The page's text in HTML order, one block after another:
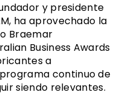
y presidente
ha aprovechado la
Braemar
Business Awards
a
continuo de
siendo relevantes.